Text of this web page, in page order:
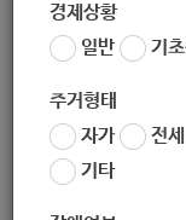
경제상황
일반
기
주거형태
자가
전세
기타
좋아요 0 싫어요0
홈페이지용성인피아